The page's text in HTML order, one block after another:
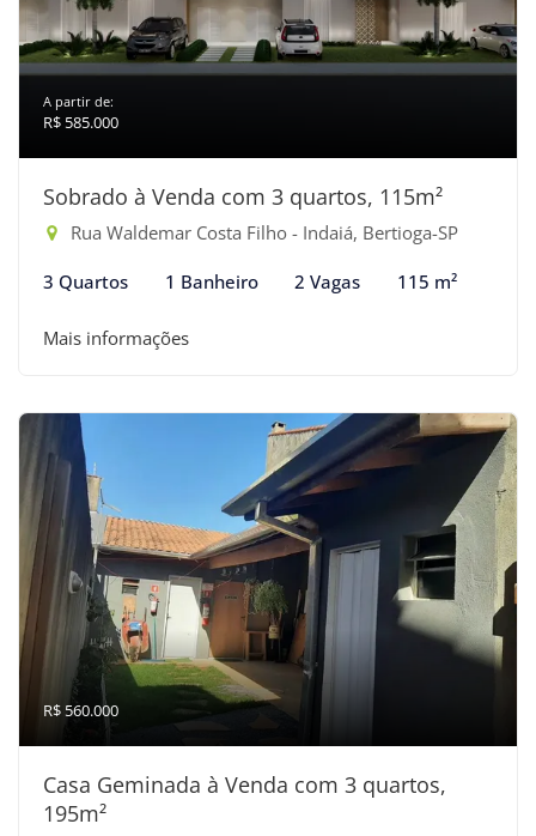
A partir de:
R$ 585.000
Sobrado à Venda com 3 quartos, 115m²
Rua Waldemar Costa Filho - Indaiá, Bertioga-SP
3 Quartos 1 Banheiro 2 Vagas 115 m²
Mais informações
R$ 560.000
Casa Geminada à Venda com 3 quartos,
195m²